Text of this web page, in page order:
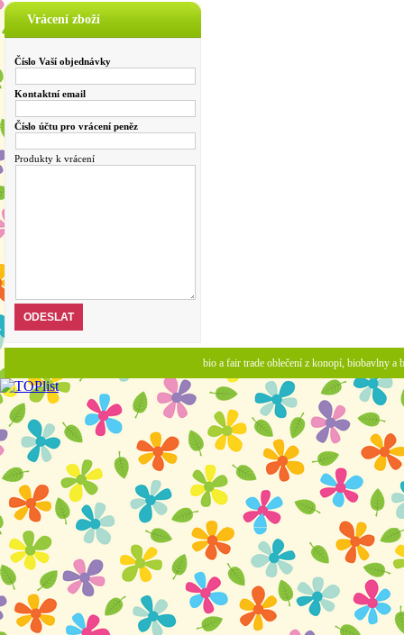
Vrácení zboží
Číslo Vaší objednávky
Kontaktní email
Číslo účtu pro vrácení peněz
Produkty k vrácení
bio a fair trade oblečení z konopí, biobavlny a